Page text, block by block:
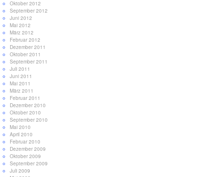
Oktober 2012
September 2012
Juni 2012
Mai 2012
März 2012
Februar 2012
Dezember 2011
Oktober 2011
September 2011
Juli 2011
Juni 2011
Mai 2011
März 2011
Februar 2011
Dezember 2010
Oktober 2010
September 2010
Mai 2010
April 2010
Februar 2010
Dezember 2009
Oktober 2009
September 2009
Juli 2009